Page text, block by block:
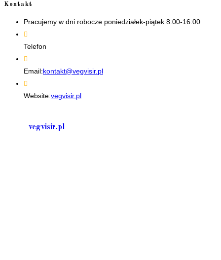
Kontakt
Pracujemy w dni robocze poniedziałek-piątek 8:00-16:00
Telefon
Email:kontakt@vegvisir.pl
Website:vegvisir.pl
vegvisir.pl